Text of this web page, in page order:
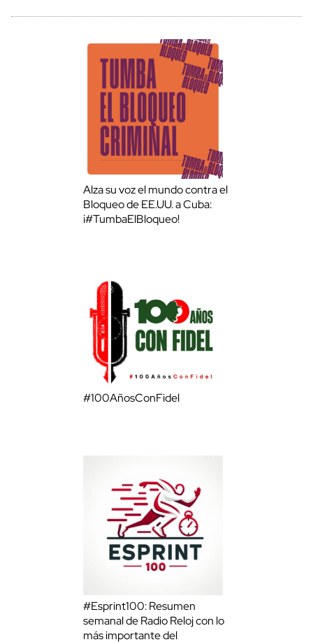
Alza su voz el mundo contra el
Bloqueo de EE.UU. a Cuba:
¡#TumbaElBloqueo!
#100AñosConFidel
#Esprint100: Resumen
semanal de Radio Reloj con lo
más importante del